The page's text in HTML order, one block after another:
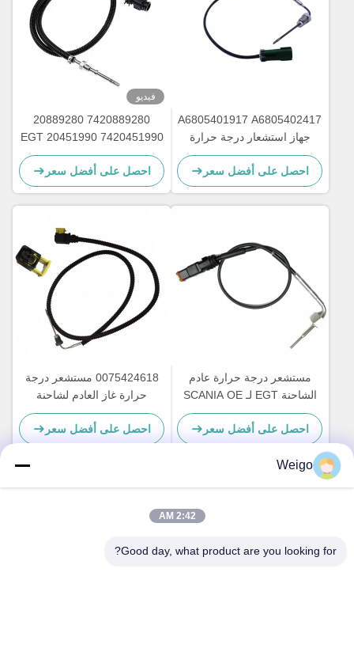
A6805401917 A6805402417
جهاز استشعار درجة حرارة
العادم لسفينة الشحن ديترويت
احصل على أفضل سعر
فيديو
7420889280 20889280
7420451990 20451990 EGT
جهاز استشعار لدرجة حرارة
غازات العادم للشاحنة DEUTZ
احصل على أفضل سعر
مستشعر درجة حرارة عادم
الشاحنة EGT لـ SCANIA OE
2265872 2253825 1882567
احصل على أفضل سعر
0075424618 مستشعر درجة
حرارة غاز العادم لشاحنة
مرسيدس بنز A0075424618
احصل على أفضل سعر
عنوان
Weigo
2:42 AM
Good day, what product are you looking for?